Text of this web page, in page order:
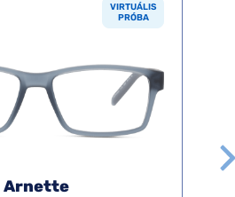
VIRTUÁLIS
PRÓBA
Arnette